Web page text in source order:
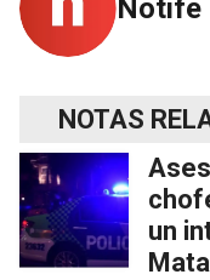
Notife
NOTAS
un